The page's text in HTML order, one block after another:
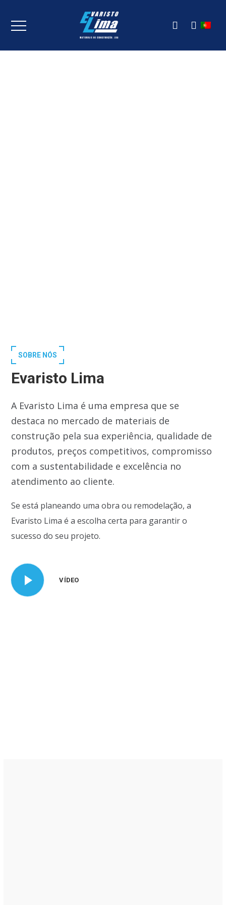
SOBRE NÓS
Evaristo Lima
A Evaristo Lima é uma empresa que se
destaca no mercado de materiais de
construção pela sua experiência, qualidade de
produtos, preços competitivos, compromisso
com a sustentabilidade e excelência no
atendimento ao cliente.
Se está planeando uma obra ou remodelação, a
Evaristo Lima é a escolha certa para garantir o
sucesso do seu projeto.
VÍDEO